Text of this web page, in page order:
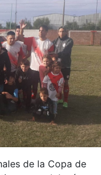
de la Copa de